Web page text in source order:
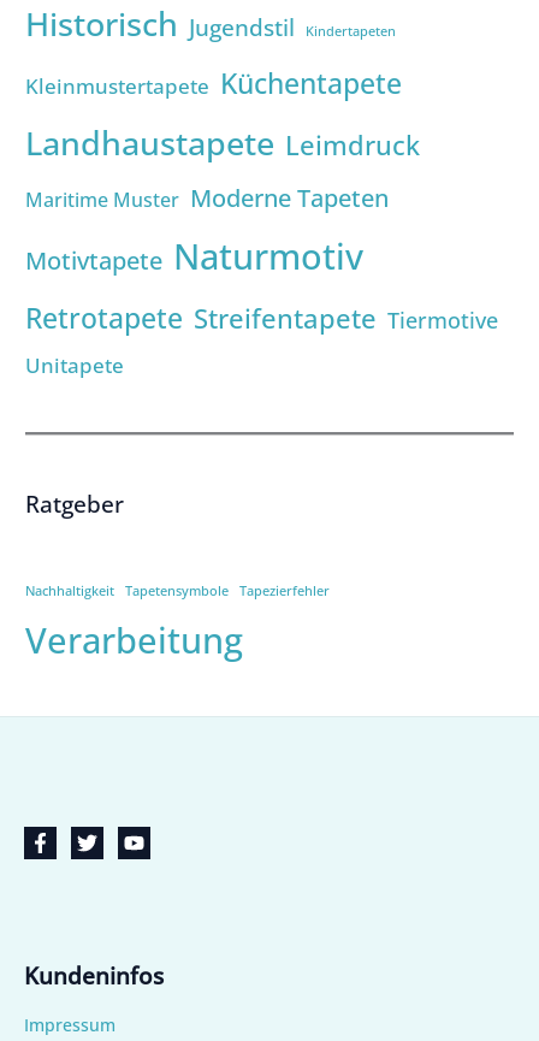
Historisch Jugendstil Kindertapeten
Kleinmustertapete Küchentapete
Landhaustapete Leimdruck
Maritime Muster Moderne Tapeten
Motivtapete Naturmotiv
Retrotapete Streifentapete Tiermotive
Unitapete
Ratgeber
Nachhaltigkeit Tapetensymbole Tapezierfehler
Verarbeitung
Kundeninfos
Impressum